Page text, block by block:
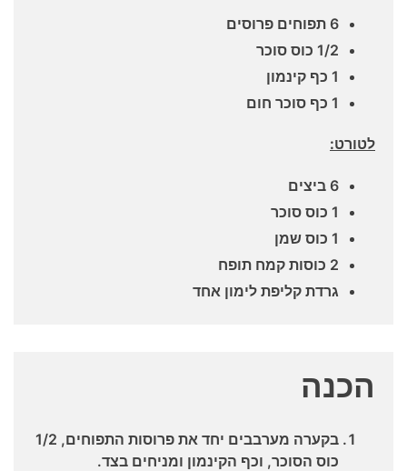
6 תפוחים פרוסים
1/2 כוס סוכר
1 כף קינמון
1 כף סוכר חום
לטורט:
6 ביצים
1 כוס סוכר
1 כוס שמן
2 כוסות קמח תופח
גרדת קליפת לימון אחד
הכנה
בקערה מערבבים יחד את פרוסות התפוחים, 1/2
כוס הסוכר, וכף הקינמון ומניחים בצד.